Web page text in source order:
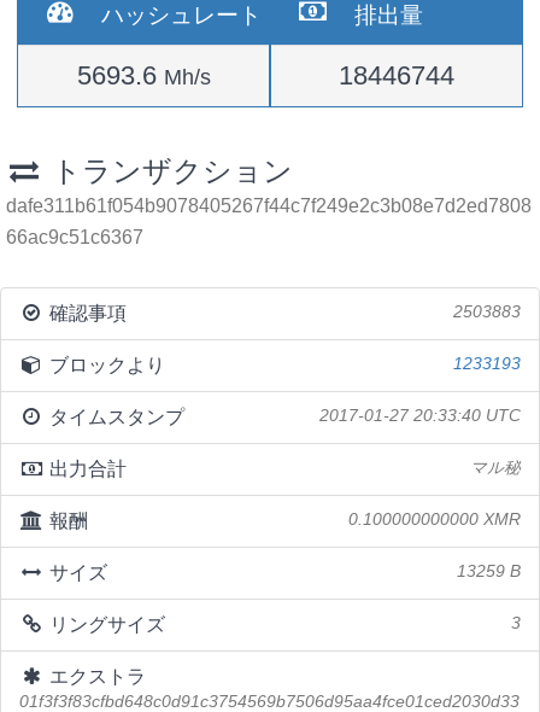
ハッシュレート
5693.6 Mh/s
排出量
18446744
トランザクション
dafe311b61f054b9078405267f44c7f249e2c3b08e7d2ed7808
66ac9c51c6367
確認事項 2503883
ブロックより 1233193
タイムスタンプ 2017-01-27 20:33:40 UTC
出力合計 マル秘
報酬 0.100000000000 XMR
サイズ 13259 B
リングサイズ 3
エクストラ
01f3f3f83cfbd648c0d91c3754569b7506d95aa4fce01ced2030d33